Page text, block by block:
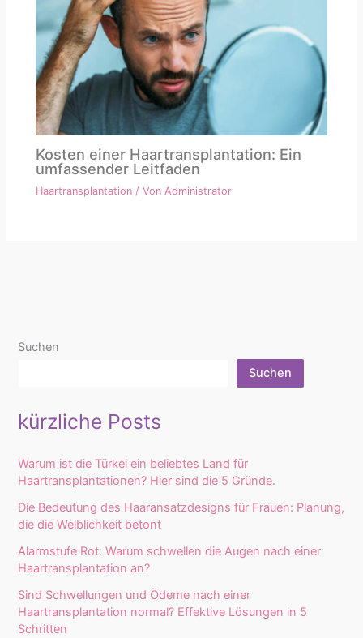
Kosten einer Haartransplantation: Ein
umfassender Leitfaden
Haartransplantation / VonAdministrator
Suchen
Suchen
kürzliche Posts
Warum ist die Türkei ein beliebtes Land für
Haartransplantationen? Hier sind die 5 Gründe.
Die Bedeutung des Haaransatzdesigns für Frauen: Planung,
die die Weiblichkeit betont
Alarmstufe Rot: Warum schwellen die Augen nach einer
Haartransplantation an?
Sind Schwellungen und Ödeme nach einer
Haartransplantation normal? Effektive Lösungen in 5
Schritten